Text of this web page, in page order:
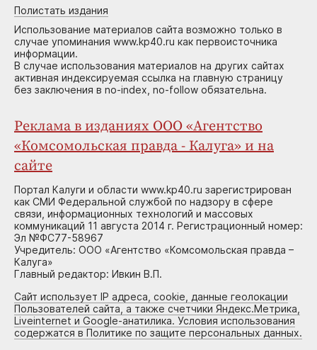
Полистать издания
Использование материалов сайта возможно только в
случае упоминания www.kp40.ru как первоисточника
информации.
В случае использования материалов на других сайтах
активная индексируемая ссылка на главную страницу
без заключения в no-index, no-follow обязательна.
Реклама в изданиях ООО «Агентство
«Комсомольская правда - Калуга» и на
сайте
Портал Калуги и области www.kp40.ru зарегистрирован
как СМИ Федеральной службой по надзору в сфере
связи, информационных технологий и массовых
коммуникаций 11 августа 2014 г. Регистрационный номер:
Эл №ФС77-58967
Учредитель: ООО «Агентство «Комсомольская правда –
Калуга»
Главный редактор: Ивкин В.П.
Сайт использует IP адреса, cookie, данные геолокации
Пользователей сайта, а также счетчики Яндекс.Метрика,
Liveinternet и Google-анатилика. Условия использования
содержатся в Политике по защите персональных данных.